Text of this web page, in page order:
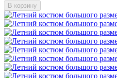
В корзину